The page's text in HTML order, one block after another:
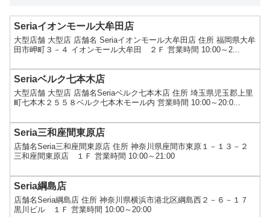
Seriaイオンモール大牟田店
大型店舗 大型店 店舗名 Seriaイオンモール大牟田店 住所 福岡県大牟
田市岬町３－４ イオンモール大牟田 ２Ｆ 営業時間 10:00～2...
Seriaベルク七本木店
大型店舗 大型店 店舗名Seriaベルク七本木店 住所 埼玉県児玉郡上里
町七本木２５５８ベルク七本木モール内 営業時間 10:00～20:0...
Seria三和座間東原店
店舗名Seria三和座間東原店 住所 神奈川県座間市東原１－１３－２
三和座間東原店 １Ｆ 営業時間 10:00～21:00
Seria綱島店
店舗名Seria綱島店 住所 神奈川県横浜市港北区綱島西２－６－１７
黒川ビル １Ｆ 営業時間 10:00～20:00